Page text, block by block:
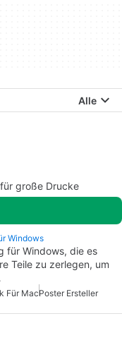
Alle
große Drucke
Windows
für Windows, die es
Teile zu zerlegen, um
Für MacPoster Ersteller